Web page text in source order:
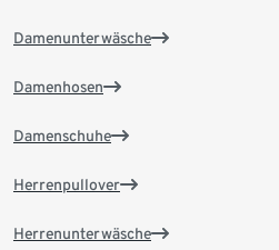
Damenunterwäsche
Damenhosen
Damenschuhe
Herrenpullover
Herrenunterwäsche